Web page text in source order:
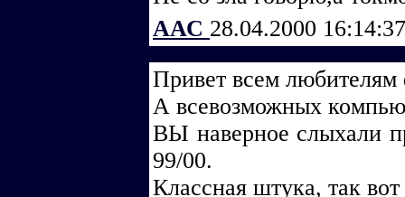
ААС 28.04.2000
Привет всем
А всевозможных
ВЫ наверное слыхали
99/00.
Классная штука, так